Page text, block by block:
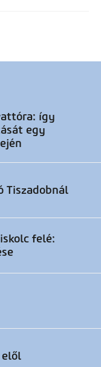
oldal
oldal
így
egy
Tiszadobnál
felé: